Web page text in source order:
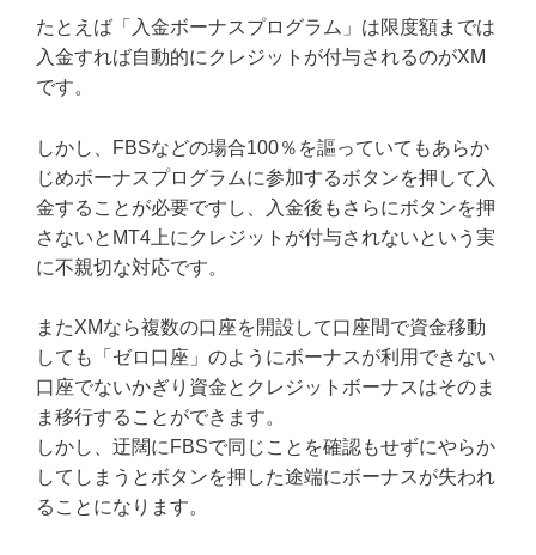
たとえば「入金ボーナスプログラム」は限度額までは
入金すれば自動的にクレジットが付与されるのがXM
です。
しかし、FBSなどの場合100％を謳っていてもあらか
じめボーナスプログラムに参加するボタンを押して入
金することが必要ですし、入金後もさらにボタンを押
さないとMT4上にクレジットが付与されないという実
に不親切な対応です。
またXMなら複数の口座を開設して口座間で資金移動
しても「ゼロ口座」のようにボーナスが利用できない
口座でないかぎり資金とクレジットボーナスはそのま
ま移行することができます。
しかし、迂闊にFBSで同じことを確認もせずにやらか
してしまうとボタンを押した途端にボーナスが失われ
ることになります。